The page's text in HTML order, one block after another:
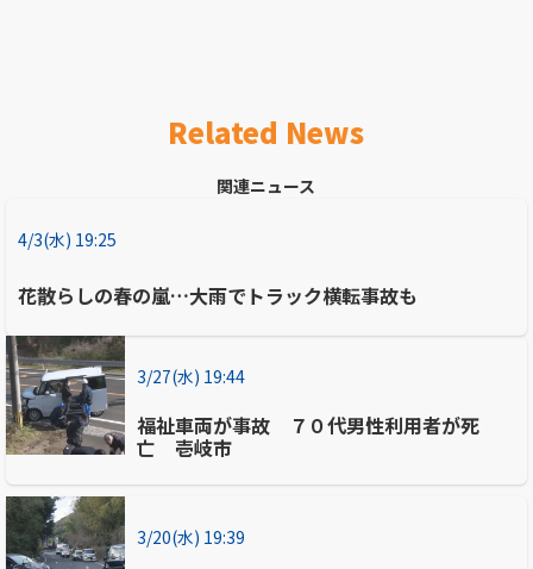
Related News
関連ニュース
4/3(水) 19:25
花散らしの春の嵐…大雨でトラック横転事故も
3/27(水) 19:44
福祉車両が事故 ７０代男性利用者が死
亡 壱岐市
3/20(水) 19:39